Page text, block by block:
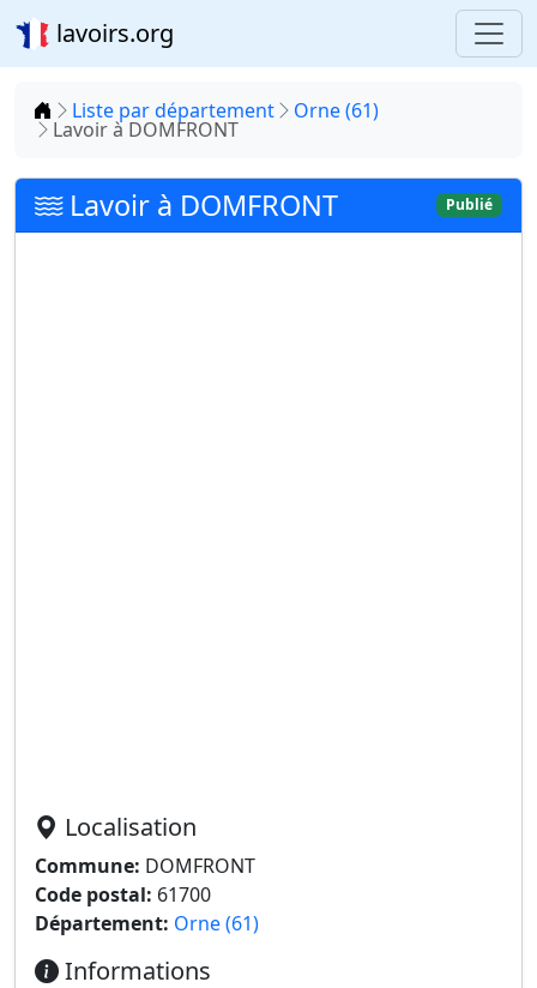
lavoirs.org
Accueil
Liste par département Orne (61)
Lavoir à DOMFRONT
Lavoir à DOMFRONT Publié
Localisation
Commune: DOMFRONT
Code postal: 61700
Département: Orne (61)
Informations